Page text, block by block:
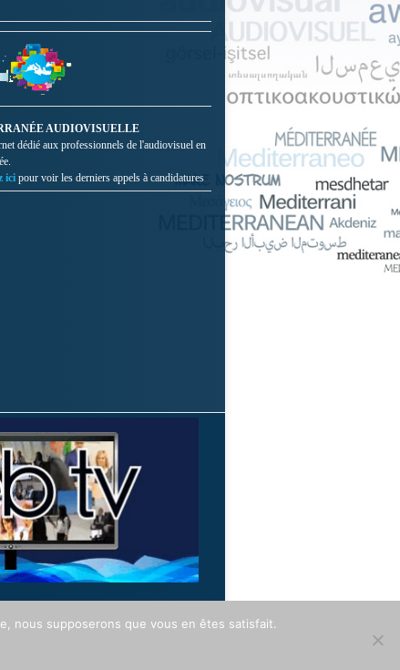
AUDIOVISUELLE
dédié aux professionnels de l'audiovisuel en
ici pour voir les derniers appels à candidatures
nous supposerons que vous en êtes satisfait.